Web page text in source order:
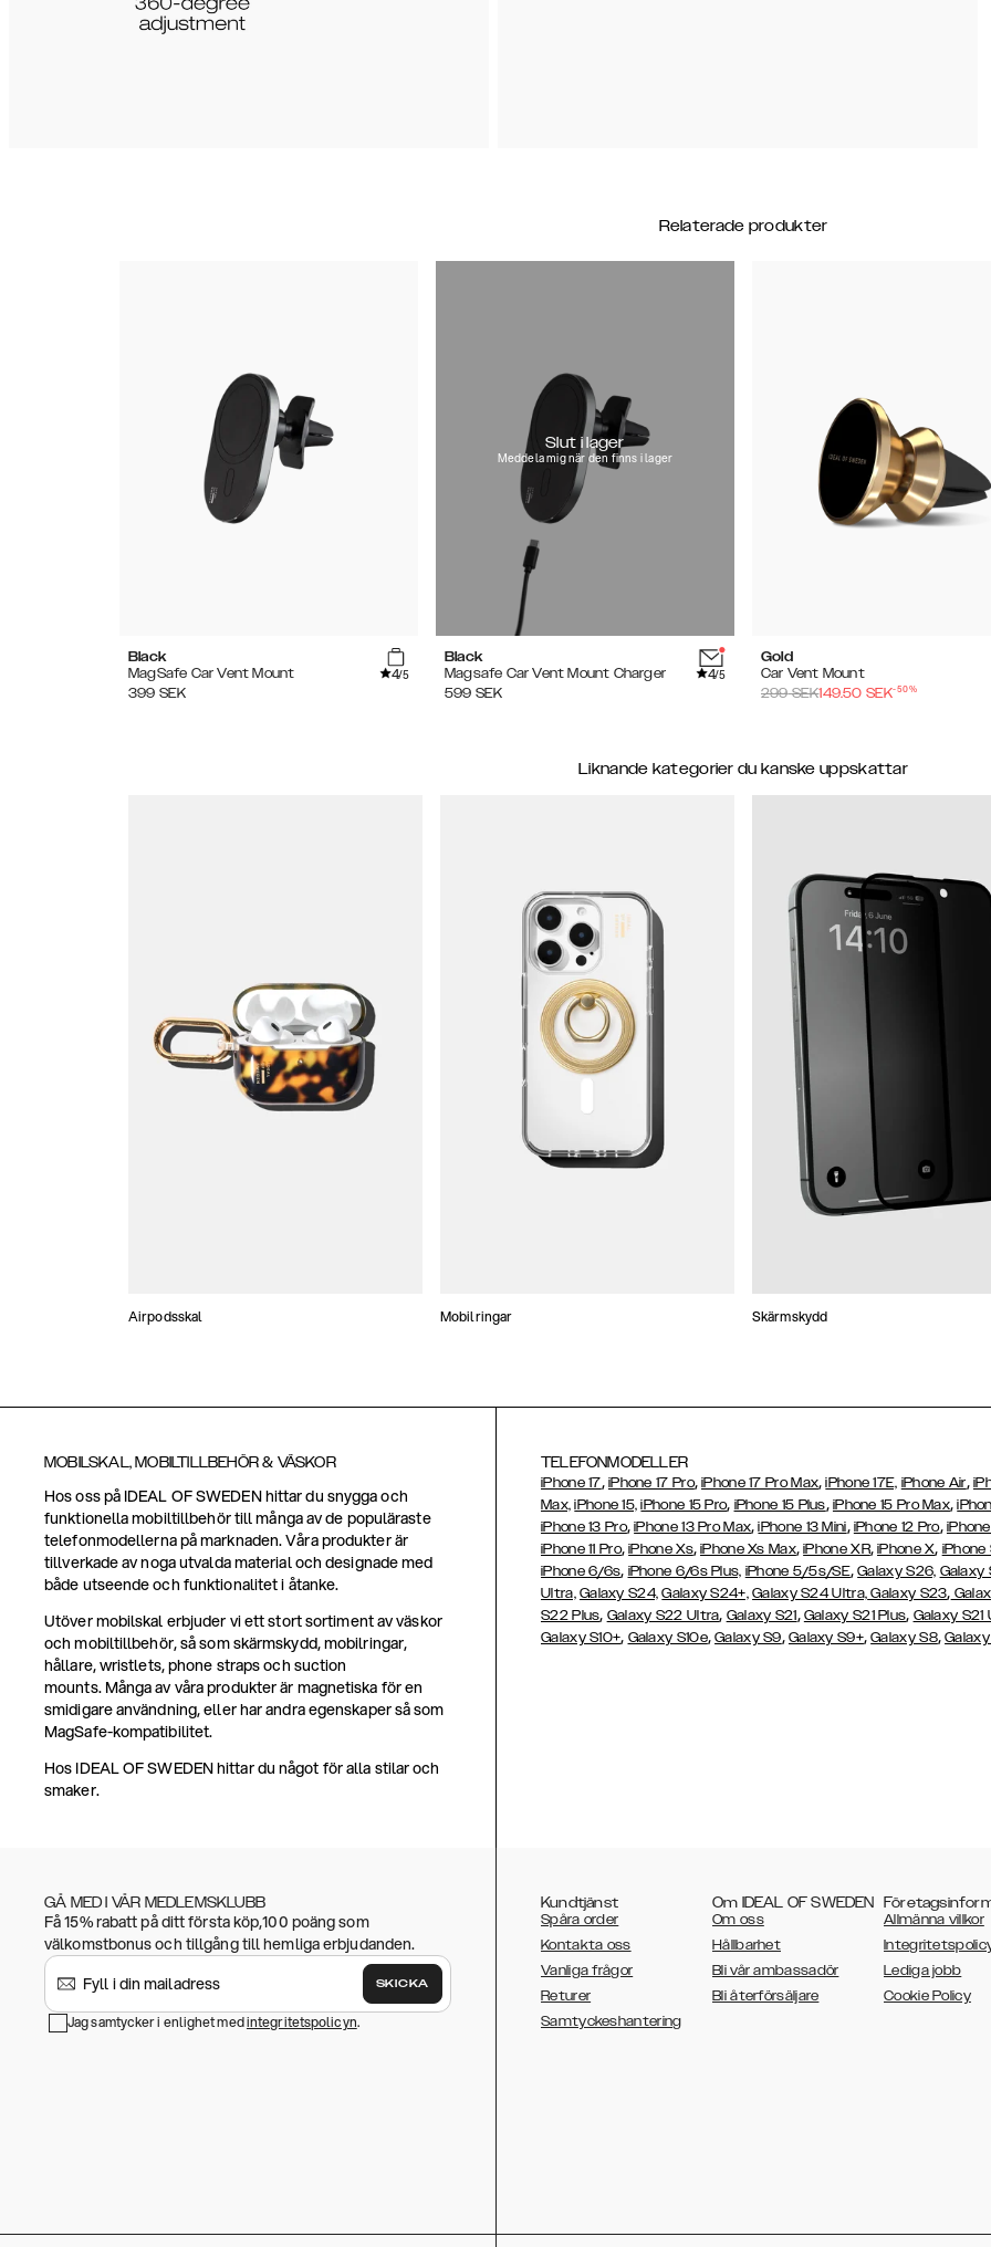
Relaterade produkter
Black
MagSafe Car Vent Mount
4/5
399 SEK
Slut i lager
Meddela mig när den finns i lager
Black
Magsafe Car Vent Mount Charger
4/5
599 SEK
Gold
Car Vent Mount
299SEK149.50 SEK-50%
Liknande kategorier du kanske uppskattar
Airpodsskal Mobilringar Skärmskydd
MOBILSKAL, MOBILTILLBEHÖR & VÄSKOR
Hos oss på IDEAL OF SWEDEN hittar du snygga och
funktionella mobiltillbehör till många av de populäraste
telefonmodellerna på marknaden. Våra produkter är
tillverkade av noga utvalda material och designade med
både utseende och funktionalitet i åtanke.
Utöver mobilskal erbjuder vi ett stort sortiment av väskor
och mobiltillbehör, så som skärmskydd, mobilringar,
hållare, wristlets, phone straps och suction
mounts. Många av våra produkter är magnetiska för en
smidigare användning, eller har andra egenskaper så som
MagSafe-kompatibilitet.
Hos IDEAL OF SWEDEN hittar du något för alla stilar och
smaker.
TELEFONMODELLER
iPhone 17, iPhone 17 Pro,iPhone 17 Pro Max,iPhone 17E, iPhone Air,
Max, iPhone 15, iPhone 15 Pro, iPhone 15 Plus, iPhone 15 Pro Max,
iPhone 13 Pro,iPhone 13 Pro Max,iPhone 13 Mini, iPhone 12 Pro, iPhone
iPhone 11 Pro,iPhone Xs,iPhone Xs Max,iPhone XR,iPhone X,
iPhone 6/6s, iPhone 6/6s Plus, iPhone 5/5s/SE,Galaxy S26, Galaxy
Ultra, Galaxy S24, Galaxy S24+, Galaxy S24 Ultra, Galaxy S23,
S22 Plus, Galaxy S22 Ultra, Galaxy S21, Galaxy S21 Plus, Galaxy S21
Galaxy S10+, Galaxy S10e,Galaxy S9, Galaxy S9+,Galaxy S8,
GÅ MED I VÅR MEDLEMSKLUBB
Få 15% rabatt på ditt första köp,100 poäng som
välkomstbonus och tillgång till hemliga erbjudanden.
SKICKA
Jag samtycker i enlighet medintegritetspolicyn.
Kundtjänst
Spåra order
Kontakta oss
Vanliga frågor
Returer
Samtyckeshantering
Om IDEAL OF SWEDEN
Om oss
Hållbarhet
Bli vår ambassadör
Bli återförsäljare
Allmänna villkor
Lediga jobb
Cookie Policy
AUSTRALIA